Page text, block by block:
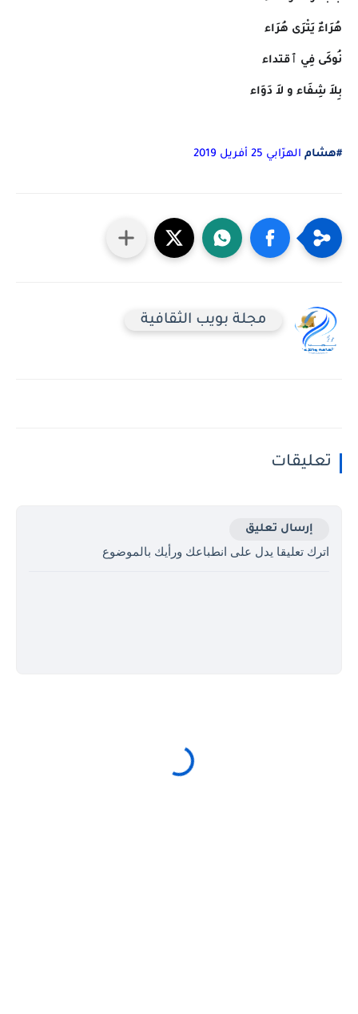
هُرَاءٌ يَتْرَى هُرَاء
نُوكَى فِي ٱقتداء
بِلاَ شِفَاء و لاَ دَوَاء
#هشام الهرّابي 25 أفريل 2019
مجلة بويب الثقافية
تعليقات
إرسال تعليق
اترك تعليقا يدل على انطباعك ورأيك بالموضوع